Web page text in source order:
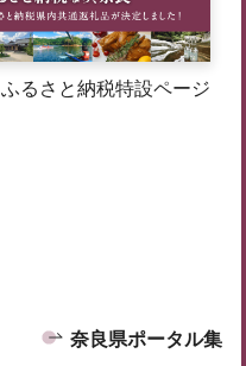
ふるさと納税特設ページ
奈良県ポータル集